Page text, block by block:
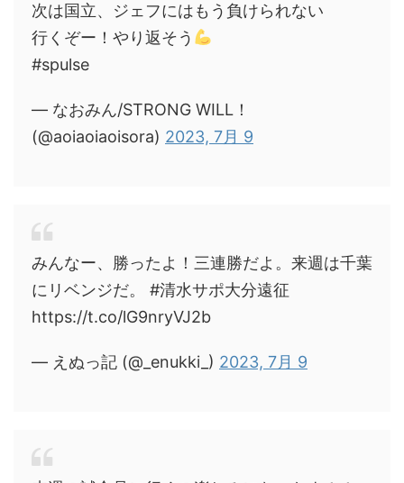
次は国立、ジェフにはもう負けられない
行くぞー！やり返そう
#spulse
— なおみん/STRONG WILL！
(@aoiaoiaoisora) 2023, 7月 9
みんなー、勝ったよ！三連勝だよ。来週は千葉
にリベンジだ。 #清水サポ大分遠征
https://t.co/lG9nryVJ2b
— えぬっ記 (@_enukki_) 2023, 7月 9